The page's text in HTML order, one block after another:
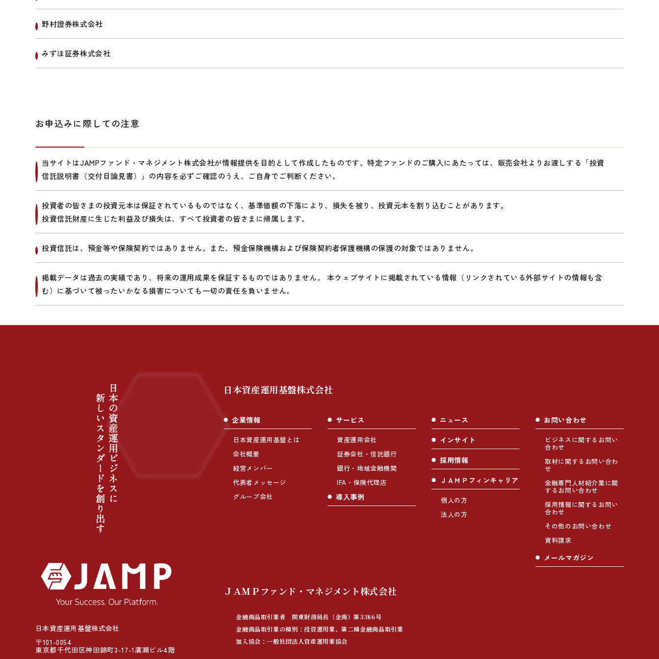
野村證券株式会社
みずほ証券株式会社
お申込みに際しての注意
当サイトはJAMPファンド・マネジメント株式会社が情報提供を目的として作成したものです。特定ファンドのご購入にあたっては、販売会社よりお渡しする「投資
信託説明書（交付目論見書）」の内容を必ずご確認のうえ、ご自身でご判断ください。
投資者の皆さまの投資元本は保証されているものではなく、基準価額の下落により、損失を被り、投資元本を割り込むことがあります。
投資信託財産に生じた利益及び損失は、すべて投資者の皆さまに帰属します。
投資信託は、預金等や保険契約ではありません。また、預金保険機構および保険契約者保護機構の保護の対象ではありません。
掲載データは過去の実績であり、将来の運用成果を保証するものではありません。 本ウェブサイトに掲載されている情報（リンクされている外部サイトの情報も含
む）に基づいて被ったいかなる損害についても一切の責任を負いません。
日本資産運用基盤株式会社
〒101-0054
東京都千代田区神田錦町3-17-1廣瀬ビル4階
日本資産運用基盤株式会社
企業情報
日本資産運用基盤とは
会社概要
経営メンバー
代表者メッセージ
グループ会社
サービス
資産運用会社
証券会社・信託銀行
銀行・地域金融機関
IFA・保険代理店
導入事例
ニュース
インサイト
採用情報
ＪＡＭＰフィンキャリア
個人の方
法人の方
お問い合わせ
ビジネスに関するお問い
合わせ
取材に関するお問い合わ
せ
金融専門人材紹介業に関
するお問い合わせ
採用情報に関するお問い
合わせ
その他のお問い合わせ
資料請求
メールマガジン
ＪＡＭＰファンド・マネジメント株式会社
金融商品取引業者 関東財務局長（金商）第3386号
金融商品取引業の種別：投資運用業、第二種金融商品取引業
加入協会：一般社団法人資産運用業協会